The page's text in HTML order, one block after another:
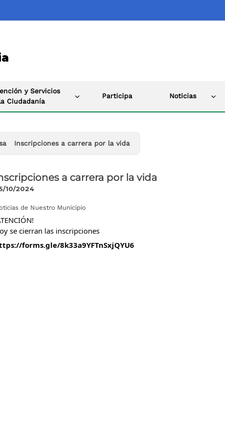
y Servicios
Ciudadanía
Participa Noticias
Inscripciones a carrera por la vida
a carrera por la vida
10/2024
de Nuestro Municipio
y se cierran las inscripciones
forms.gle/8k33a9YFTnSxjQYU6